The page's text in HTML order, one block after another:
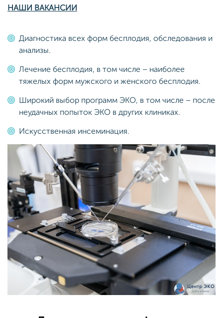
НАШИ ВАКАНСИИ
Диагностика всех форм бесплодия, обследования и
анализы.
Лечение бесплодия, в том числе – наиболее
тяжелых форм мужского и женского бесплодия.
Широкий выбор программ ЭКО, в том числе – после
неудачных попыток ЭКО в других клиниках.
Искусственная инсеминация.